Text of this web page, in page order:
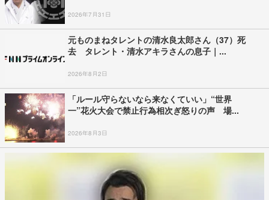
2026年7月31日
元ものまねタレントの清水良太郎さん（37）死
去 タレント・清水アキラさんの息子｜...
2026年8月2日
「ルール守らないなら来なくていい」“世界
一”花火大会で禁止行為相次ぎ怒りの声 場...
2026年8月3日